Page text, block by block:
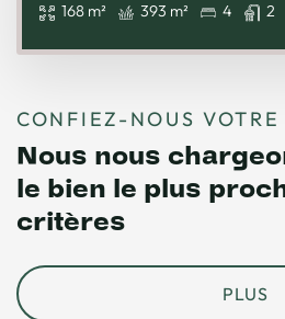
168 m²
393 m² 4 2
CONFIEZ-NOUS VOTRE
Nous nous
le bien le plus
critères
PLUS